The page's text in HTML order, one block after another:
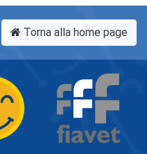
Torna alla home page